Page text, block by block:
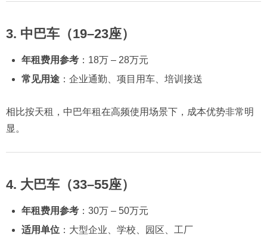
3. 中巴车（19–23座）
年租费用参考：18万 – 28万元
常见用途：企业通勤、项目用车、培训接送
相比按天租，中巴年租在高频使用场景下，成本优势非常明
显。
4. 大巴车（33–55座）
年租费用参考：30万 – 50万元
适用单位：大型企业、学校、园区、工厂